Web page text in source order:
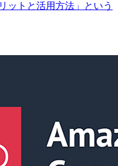
ットと活用方法」という